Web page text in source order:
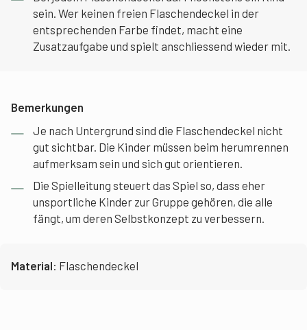
sein. Wer keinen freien Flaschendeckel in der
entsprechenden Farbe findet, macht eine
Zusatzaufgabe und spielt anschliessend wieder mit.
Bemerkungen
Je nach Untergrund sind die Flaschendeckel nicht
gut sichtbar. Die Kinder müssen beim herumrennen
aufmerksam sein und sich gut orientieren.
Die Spielleitung steuert das Spiel so, dass eher
unsportliche Kinder zur Gruppe gehören, die alle
fängt, um deren Selbstkonzept zu verbessern.
Material: Flaschendeckel